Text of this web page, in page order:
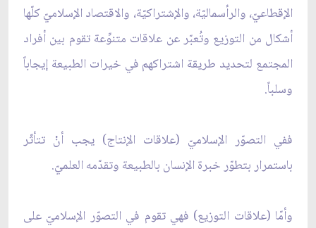
الإقطاعيّ، والرأسماليّة، والإشتراكيّة، والاقتصاد الإسلاميّ كلّها
أشكال من التوزيع وتُعبّر عن علاقات متنوِّعة تقوم بين أفراد
المجتمع لتحديد طريقة اشتراكهم في خيرات الطبيعة إيجاباً
وسلباً.
ففي التصوّر الإسلاميّ (علاقات الإنتاج) يجب أنْ تتأثّر
باستمرار بتطوّر خبرة الإنسان بالطبيعة وتقدّمه العلميّ.
وأمّا (علاقات التوزيع) فهي تقوم في التصوّر الإسلاميّ على